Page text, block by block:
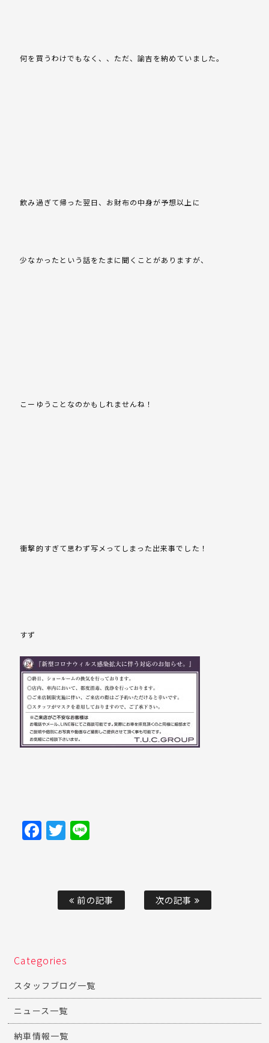
何を買うわけでもなく、、ただ、諭吉を納めていました。
飲み過ぎて帰った翌日、お財布の中身が予想以上に
少なかったという話をたまに聞くことがありますが、
こーゆうことなのかもしれませんね！
衝撃的すぎて思わず写メってしまった出来事でした！
すず
Facebook
Twitter
前の記事 次の記事
Categories
スタッフブログ一覧
ニュース一覧
納車情報一覧